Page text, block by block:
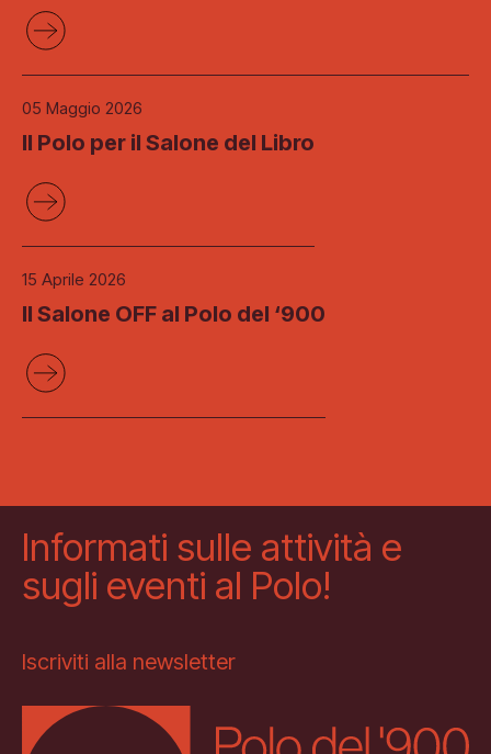
05 Maggio 2026
Il Polo per il Salone del Libro
15 Aprile 2026
Il Salone OFF al Polo del ‘900
Informati sulle attività e
sugli eventi al Polo!
Iscriviti alla newsletter